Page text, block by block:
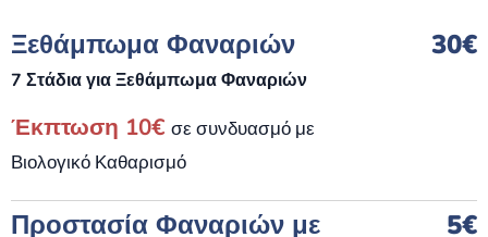
Ξεθάμπωμα Φαναριών
7 Στάδια για Ξεθάμπωμα Φαναριών
Έκπτωση 10€ σε συνδυασμό με
Βιολογικό Καθαρισμό
30€
Προστασία Φαναριών με
5€